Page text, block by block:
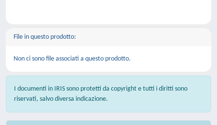
File in questo prodotto:
Non ci sono file associati a questo prodotto.
I documenti in IRIS sono protetti da copyright e tutti i diritti sono
riservati, salvo diversa indicazione.